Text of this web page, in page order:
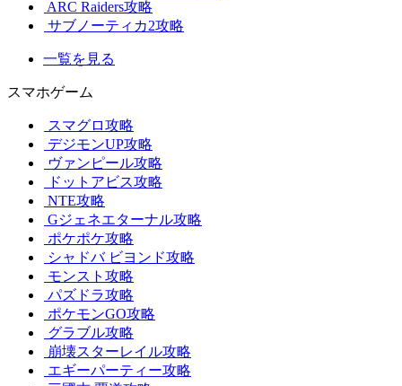
ARC Raiders攻略
サブノーティカ2攻略
一覧を見る
スマホゲーム
スマグロ攻略
デジモンUP攻略
ヴァンピール攻略
ドットアビス攻略
NTE攻略
Gジェネエターナル攻略
ポケポケ攻略
シャドバ ビヨンド攻略
モンスト攻略
パズドラ攻略
ポケモンGO攻略
グラブル攻略
崩壊スターレイル攻略
エギーパーティー攻略